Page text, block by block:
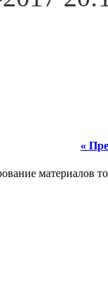
«
материалов